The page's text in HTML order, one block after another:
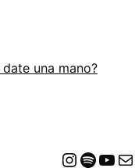
date una mano?